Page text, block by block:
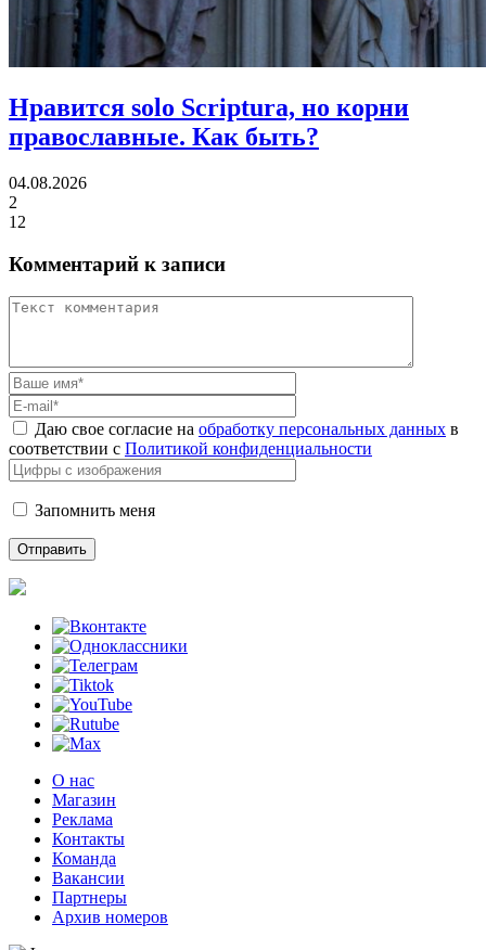
Нравится solo Scriptura, но корни
православные. Как быть?
04.08.2026
2
12
Комментарий к записи
Даю свое согласие на обработку персональных данных в
соответствии с Политикой конфиденциальности
Запомнить меня
О нас
Магазин
Реклама
Контакты
Команда
Вакансии
Партнеры
Архив номеров